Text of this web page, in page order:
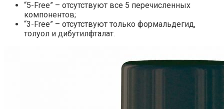
“5-Free” – отсутствуют все 5 перечисленных
компонентов;
“3-Free” – отсутствуют только формальдегид,
толуол и дибутилфталат.